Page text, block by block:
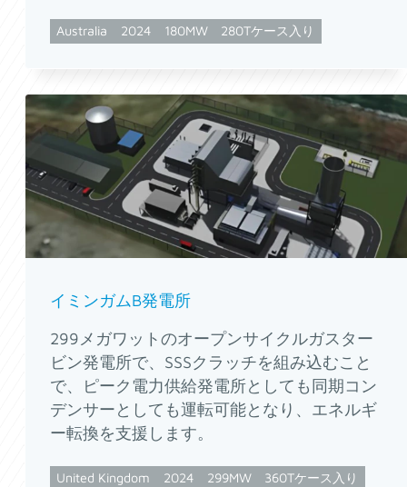
Australia 2024 180MW 280Tケース入り
イミンガムB発電所
299メガワットのオープンサイクルガスター
ビン発電所で、SSSクラッチを組み込むこと
で、ピーク電力供給発電所としても同期コン
デンサーとしても運転可能となり、エネルギ
ー転換を支援します。
United Kingdom 2024 299MW 360Tケース入り